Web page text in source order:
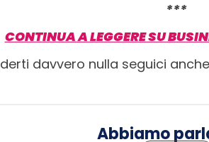
***
CONTINUA A LEGGERE SU
davvero nulla seguici
Abbiamo